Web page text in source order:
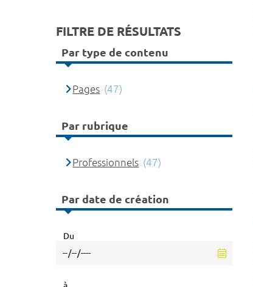
FILTRE DE RÉSULTATS
Par type de contenu
Pages (47)
Par rubrique
Professionnels (47)
Par date de création
Du